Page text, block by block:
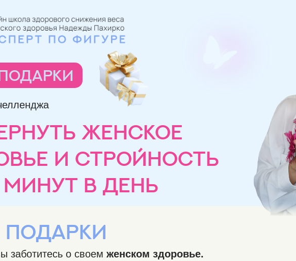
ЖЕНСКОЕ
И СТРОЙНОСТЬ
минут в день
заботитесь о своем женском здоровье.